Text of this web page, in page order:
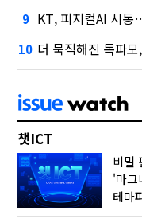
9 KT, 피지컬AI 시
10 더 묵직해진 독파
챗ICT
비밀